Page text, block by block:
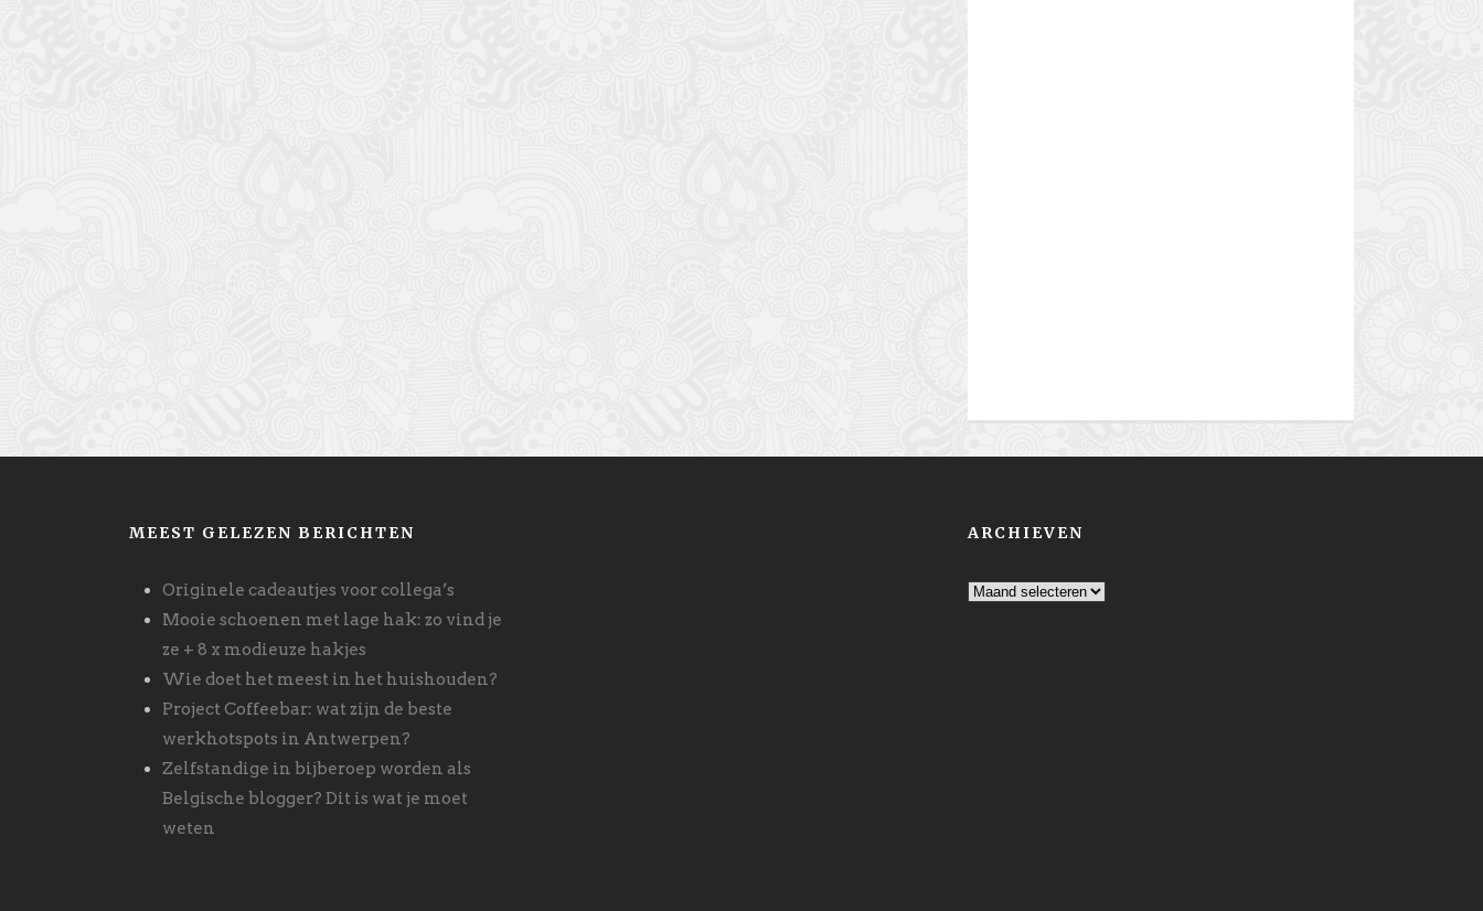
MEEST GELEZEN BERICHTEN
Originele cadeautjes voor collega’s
Mooie schoenen met lage hak: zo vind je
ze + 8 x modieuze hakjes
Wie doet het meest in het huishouden?
Project Coffeebar: wat zijn de beste
werkhotspots in Antwerpen?
Zelfstandige in bijberoep worden als
Belgische blogger? Dit is wat je moet
weten
ARCHIEVEN
Archieven